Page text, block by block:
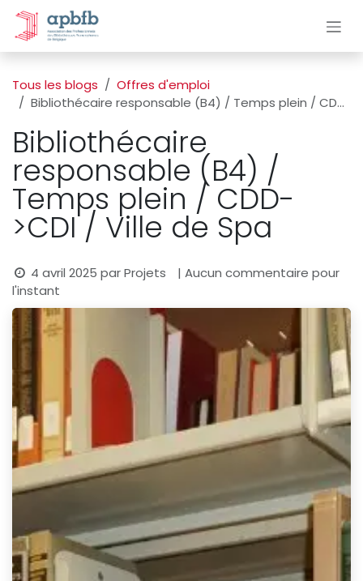
Se rendre au contenu
Tous les blogs
Offres d'emploi
Bibliothécaire responsable (B4) / Temps plein / CDD->CDI / Ville de Spa
Bibliothécaire
responsable (B4) /
Temps plein / CDD-
>CDI / Ville de Spa
4 avril 2025 parProjets
| Aucun commentaire pour
l'instant